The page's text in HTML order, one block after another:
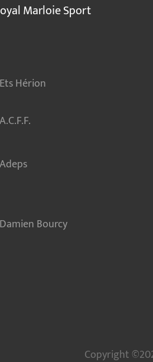
Marloie Sport
Ets Hérion
A.C.F.F.
Adeps
Damien Bourcy
Copyright